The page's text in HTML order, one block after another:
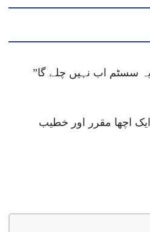
سسٹم اب نہیں چلے گا”
ایک اچھا مقرر اور خطیب